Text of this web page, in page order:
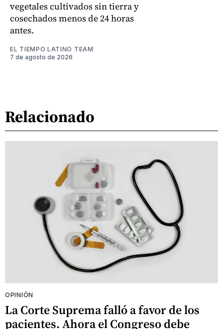
vegetales cultivados sin tierra y
cosechados menos de 24 horas
antes.
EL TIEMPO LATINO TEAM
7 de agosto de 2026
Relacionado
OPINIÓN
La Corte Suprema falló a favor de los
pacientes. Ahora el Congreso debe